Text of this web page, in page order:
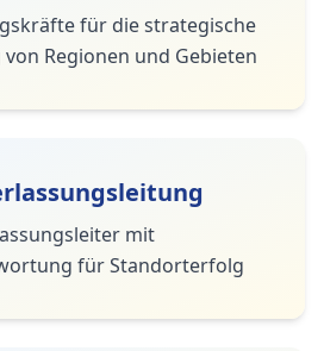
für die strategische
von Regionen und Gebieten
mit
für Standorterfolg